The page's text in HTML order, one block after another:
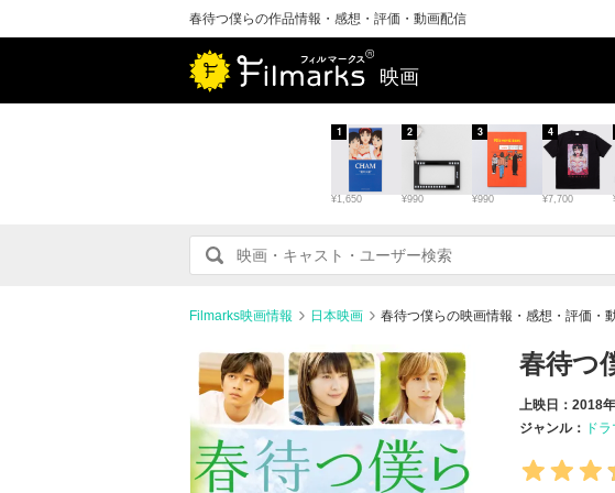
春待つ僕らの作品情報・感想・評価・動画配信
映画
¥1,650
1
¥990
2
¥990
3
¥7,700
4
Filmarks映画情報 日本映画 春待つ僕らの映画情報・感想・評価・
春待つ
上映日：2018
ジャンル： ドラ